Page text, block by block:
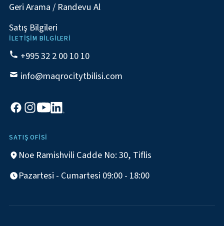
Geri Arama / Randevu Al
Satış Bilgileri
İLETIŞIM BILGILERI
+995 32 2 00 10 10
info@maqrocitytbilisi.com
SATIŞ OFISI
Noe Ramishvili Cadde No: 30, Tiflis
Pazartesi - Cumartesi 09:00 - 18:00